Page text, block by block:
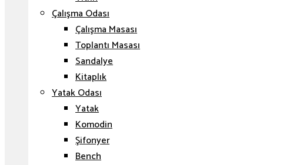
Çalışma Odası
Çalışma Masası
Toplantı Masası
Sandalye
Kitaplık
Yatak Odası
Yatak
Komodin
Şifonyer
Bench